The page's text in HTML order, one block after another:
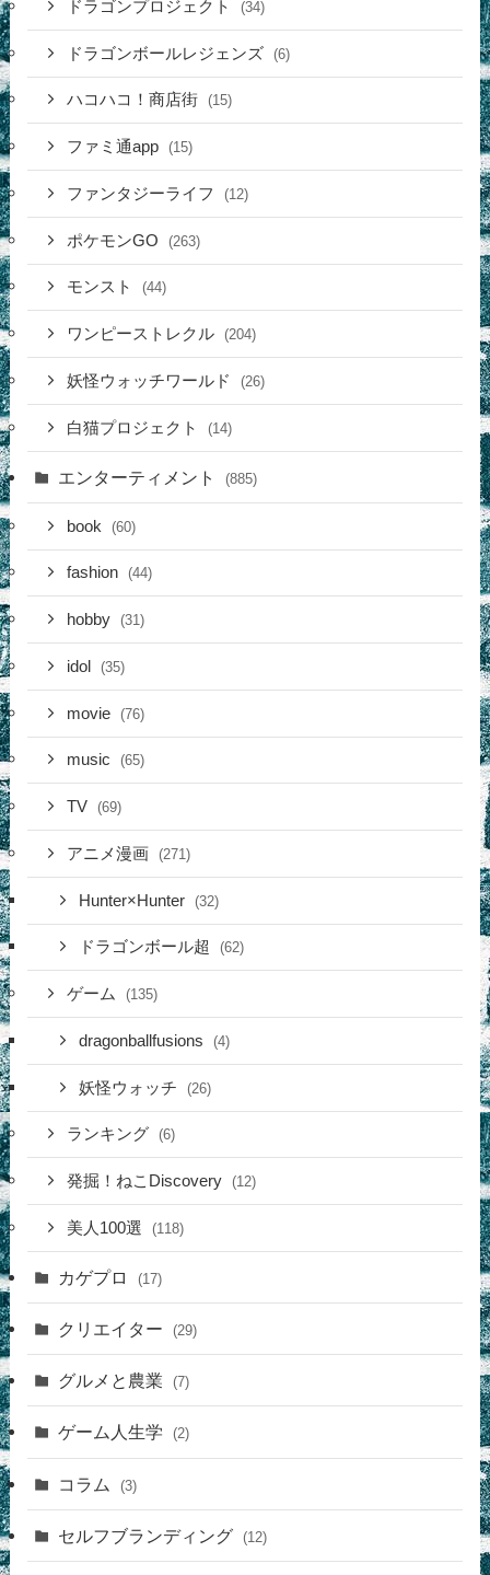
ドラゴンプロジェクト (34)
ドラゴンボールレジェンズ (6)
ハコハコ！商店街 (15)
ファミ通app (15)
ファンタジーライフ (12)
ポケモンGO (263)
モンスト (44)
ワンピーストレクル (204)
妖怪ウォッチワールド (26)
白猫プロジェクト (14)
エンターティメント (885)
book (60)
fashion (44)
hobby (31)
idol (35)
movie (76)
music (65)
TV (69)
アニメ漫画 (271)
Hunter×Hunter (32)
ドラゴンボール超 (62)
ゲーム (135)
dragonballfusions (4)
妖怪ウォッチ (26)
ランキング (6)
発掘！ねこDiscovery (12)
美人100選 (118)
カゲプロ (17)
クリエイター (29)
グルメと農業 (7)
ゲーム人生学 (2)
コラム (3)
セルフブランディング (12)